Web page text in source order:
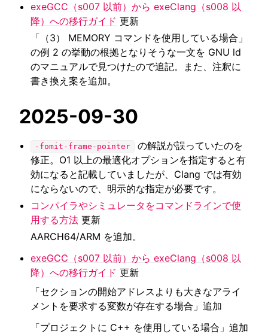
exeGCC（s007 以前）から exeClang（s008 以
降）への移行ガイド 更新
「（3） MEMORY コマンドを使用している場合」
の例 2 の挙動の根拠となりそうな一文を GNU ld
のマニュアルで見つけたので追記。また、注釈に
書き換え案を追加。
2025-09-30
-fomit-frame-pointer
の解説が誤っていたのを
修正。O1 以上の最適化オプションを指定すると有
効になると記載していましたが、Clang では有効
にならないので、明示的な指定が必要です。
コンパイラやシミュレータをコマンドラインで使
用する方法 更新
AARCH64/ARM を追加。
exeGCC（s007 以前）から exeClang（s008 以
降）への移行ガイド 更新
「セクションの開始アドレスよりも大きなアライ
メントを要求する変数が存在する場合」追加
「プロジェクトに C++ を使用している場合」追加